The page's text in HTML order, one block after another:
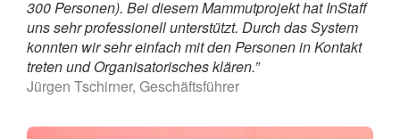
300 Personen). Bei diesem Mammutprojekt hat InStaff
uns sehr professionell unterstützt. Durch das System
konnten wir sehr einfach mit den Personen in Kontakt
treten und Organisatorisches klären.”
Jürgen Tschirner, Geschäftsführer